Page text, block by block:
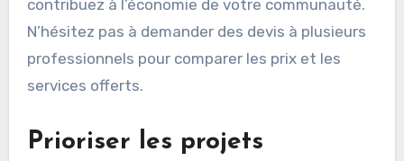
contribuez à l’économie de votre communauté.
N’hésitez pas à demander des devis à plusieurs
professionnels pour comparer les prix et les
services offerts.
Prioriser les projets